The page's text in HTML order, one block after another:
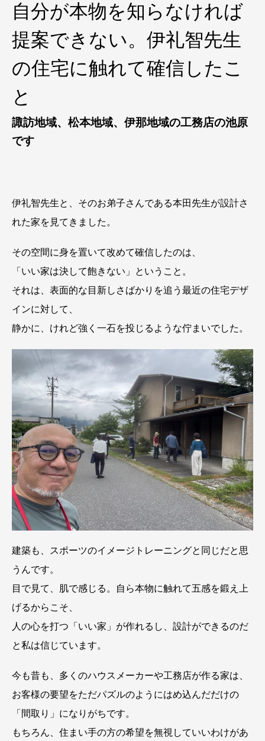
自分が本物を知らなければ
提案できない。伊礼智先生
の住宅に触れて確信したこ
と
諏訪地域、松本地域、伊那地域の工務店の池原
です
伊礼智先生と、そのお弟子さんである本田先生が設計さ
れた家を見てきました。
その空間に身を置いて改めて確信したのは、
「いい家は決して飽きない」ということ。
それは、表面的な目新しさばかりを追う最近の住宅デザ
インに対して、
静かに、けれど強く一石を投じるような佇まいでした。
建築も、スポーツのイメージトレーニングと同じだと思
うんです。
目で見て、肌で感じる。自ら本物に触れて五感を鍛え上
げるからこそ、
人の心を打つ「いい家」が作れるし、設計ができるのだ
と私は信じています。
今も昔も、多くのハウスメーカーや工務店が作る家は、
お客様の要望をただパズルのようにはめ込んだだけの
「間取り」になりがちです。
もちろん、住まい手の方の希望を無視していいわけがあ